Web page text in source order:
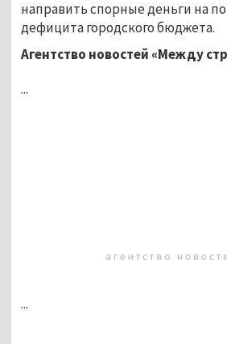
направить спорные деньги на
дефицита городского бюджета.
Агентство новостей «Между
...
...